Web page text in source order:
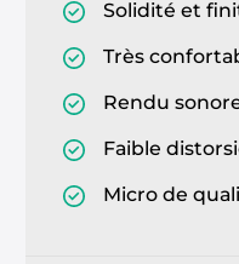
Solidité et
Très
Rendu
Faible
Micro de